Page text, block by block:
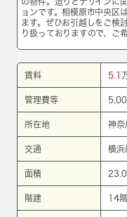
の物件。造りとデザインに
ョンです。相模原市中央区
ます。ぜひお引越しをご検
り扱っておりますので、ご
賃料 5.1
管理費等
所在地 神奈
交通 横浜
面積
階建 14